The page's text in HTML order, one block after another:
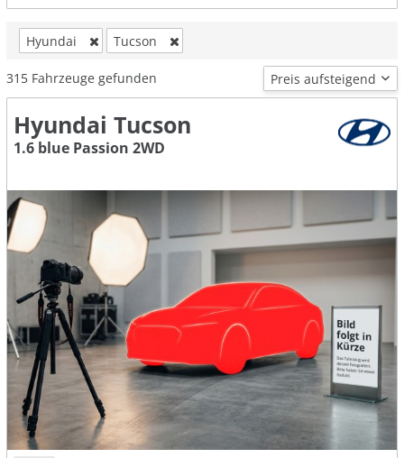
Hyundai Tucson
315 Fahrzeuge gefunden
Hyundai Tucson
1.6 blue Passion 2WD